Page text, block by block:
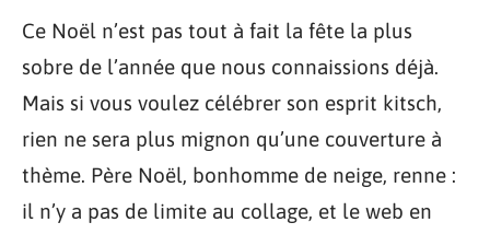
Ce Noël n’est pas tout à fait la fête la plus
sobre de l’année que nous connaissions déjà.
Mais si vous voulez célébrer son esprit kitsch,
rien ne sera plus mignon qu’une couverture à
thème. Père Noël, bonhomme de neige, renne :
il n’y a pas de limite au collage, et le web en